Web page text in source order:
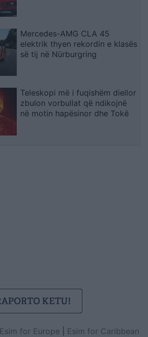
Mercedes-AMG CLA 45
elektrik thyen rekordin e klasës
së tij në Nürburgring
Teleskopi më i fuqishëm diellor
zbulon vorbullat që ndikojnë
në motin hapësinor dhe Tokë
Esim for Europe
Esim for Caribbean